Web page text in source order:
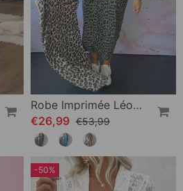
Robe Imprimée Léopard À Manches Courtes Et Col V
€26,99 €53,99
-50%